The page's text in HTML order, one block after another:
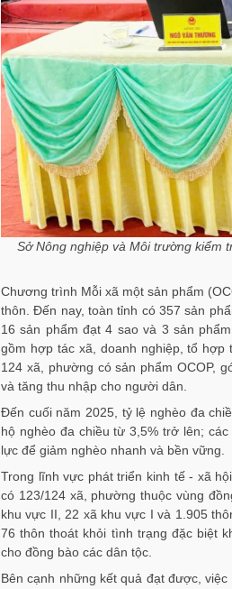
Sở Nông nghiệp và Môi trường kiểm
Chương trình Mỗi xã một sản phẩm
thôn. Đến nay, toàn tỉnh có 357 sản
16 sản phẩm đạt 4 sao và 3 sản
gồm hợp tác xã, doanh nghiệp, tổ
124 xã, phường có sản phẩm OCOP,
và tăng thu nhập cho người dân.
Đến cuối năm 2025, tỷ lệ nghèo đa
hộ nghèo đa chiều từ 3,5% trở lên;
lực để giảm nghèo nhanh và bền vững.
Trong lĩnh vực phát triển kinh tế - xã
có 123/124 xã, phường thuộc vùng
khu vực II, 22 xã khu vực I và 1.905
76 thôn thoát khỏi tình trạng đặc biệt
cho đồng bào các dân tộc.
Bên cạnh những kết quả đạt được,